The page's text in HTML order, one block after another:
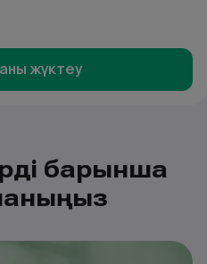
жүктеу
барынша